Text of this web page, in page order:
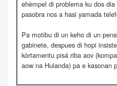
ehèmpel di problema ku dos
pasobra nos a hasi yamada
Pa motibu di un keho di un
gabinete, despues di hopi
kòrtamentu pisá riba aov
aow na Hulanda) pa e kasonan